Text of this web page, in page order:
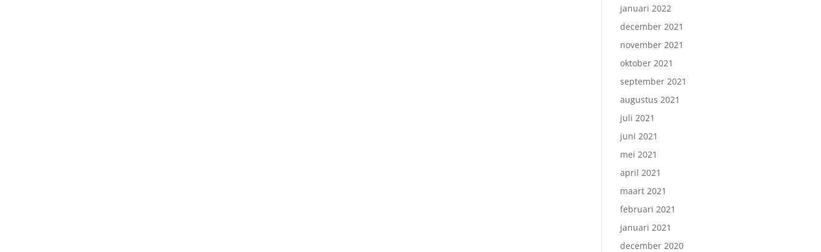
januari 2022
december 2021
november 2021
oktober 2021
september 2021
augustus 2021
juli 2021
juni 2021
mei 2021
april 2021
maart 2021
februari 2021
januari 2021
december 2020